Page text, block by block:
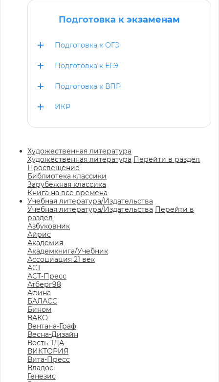
Подготовка к экзаменам
Подготовка к ОГЭ
Подготовка к ЕГЭ
Подготовка к ВПР
ИКР
Художественная литература
Художественная литература Перейти в раздел
Просвещение
Библиотека классики
Зарубежная классика
Книга на все времена
Учебная литература/Издательства
Учебная литература/Издательства Перейти в
раздел
Азбуковник
Айрис
Академия
Академкнига/Учебник
Ассоциация 21 век
АСТ
АСТ-Пресс
Атберг98
Афина
БАЛАСС
Бином
ВАКО
Вентана-Граф
Весна-Дизайн
Весть-ТДА
ВИКТОРИЯ
Вита-Пресс
Владос
Генезис